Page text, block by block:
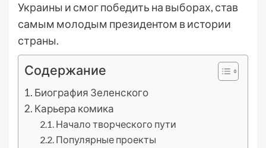
Украины и смог победить на выборах, став
самым молодым президентом в истории
страны.
Содержание
Биография Зеленского
Карьера комика
Начало творческого пути
Популярные проекты